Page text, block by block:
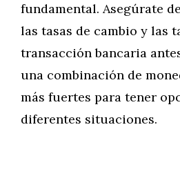
fundamental. Asegúrate
las tasas de cambio y las
transacción bancaria
una combinación de
más fuertes para tener
diferentes situaciones.